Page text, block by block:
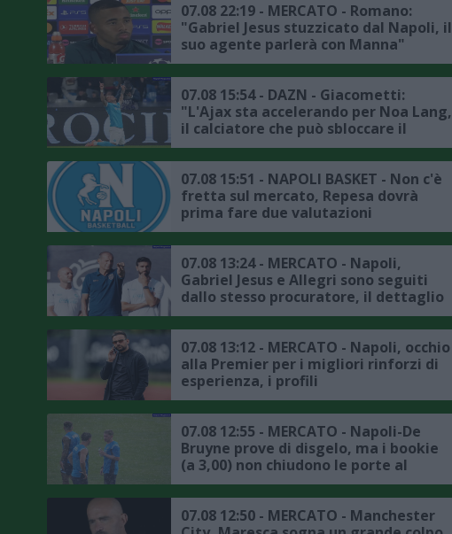
07.08 22:19 - MERCATO - Romano:
"Gabriel Jesus stuzzicato dal Napoli, il
suo agente parlerà con Manna"
07.08 15:54 - DAZN - Giacometti:
"L'Ajax sta accelerando per Noa Lang,
il calciatore che può sbloccare il
mercato del Napoli è Lukaku"
07.08 15:51 - NAPOLI BASKET - Non c'è
fretta sul mercato, Repesa dovrà
prima fare due valutazioni
07.08 13:24 - MERCATO - Napoli,
Gabriel Jesus e Allegri sono seguiti
dallo stesso procuratore, il dettaglio
07.08 13:12 - MERCATO - Napoli, occhio
alla Premier per i migliori rinforzi di
esperienza, i profili
07.08 12:55 - MERCATO - Napoli-De
Bruyne prove di disgelo, ma i bookie
(a 3,00) non chiudono le porte al
trasferimento
07.08 12:50 - MERCATO - Manchester